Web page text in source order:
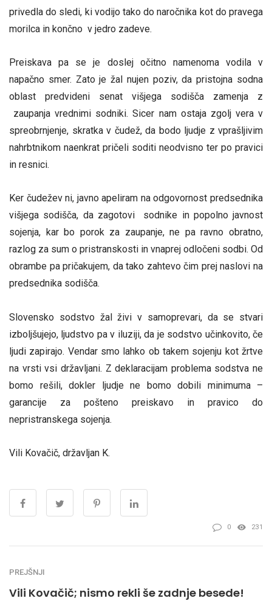
privedla do sledi, ki vodijo tako do naročnika kot do pravega
morilca in končno v jedro zadeve.
Preiskava pa se je doslej očitno namenoma vodila v
napačno smer. Zato je žal nujen poziv, da pristojna sodna
oblast predvideni senat višjega sodišča zamenja z
zaupanja vrednimi sodniki. Sicer nam ostaja zgolj vera v
spreobrnjenje, skratka v čudež, da bodo ljudje z vprašljivim
nahrbtnikom naenkrat pričeli soditi neodvisno ter po pravici
in resnici.
Ker čudežev ni, javno apeliram na odgovornost predsednika
višjega sodišča, da zagotovi sodnike in popolno javnost
sojenja, kar bo porok za zaupanje, ne pa ravno obratno,
razlog za sum o pristranskosti in vnaprej odločeni sodbi. Od
obrambe pa pričakujem, da tako zahtevo čim prej naslovi na
predsednika sodišča.
Slovensko sodstvo žal živi v samoprevari, da se stvari
izboljšujejo, ljudstvo pa v iluziji, da je sodstvo učinkovito, če
ljudi zapirajo. Vendar smo lahko ob takem sojenju kot žrtve
na vrsti vsi državljani. Z deklaracijam problema sodstva ne
bomo rešili, dokler ljudje ne bomo dobili minimuma –
garancije za pošteno preiskavo in pravico do
nepristranskega sojenja.
Vili Kovačič, državljan K.
0 231
PREJŠNJI
Vili Kovačič; nismo rekli še zadnje besede!